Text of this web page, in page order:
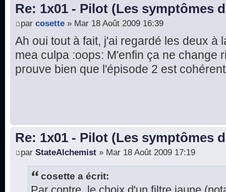
Re: 1x01 - Pilot (Les symptômes
par cosette » Mar 18 Août 2009 16:39
Ah oui tout à fait, j'ai regardé les deux à
mea culpa :oops: M'enfin ça ne change
prouve bien que l'épisode 2 est
Re: 1x01 - Pilot (Les symptômes
par StateAlchemist » Mar 18 Août 2009 17:19
cosette a écrit: